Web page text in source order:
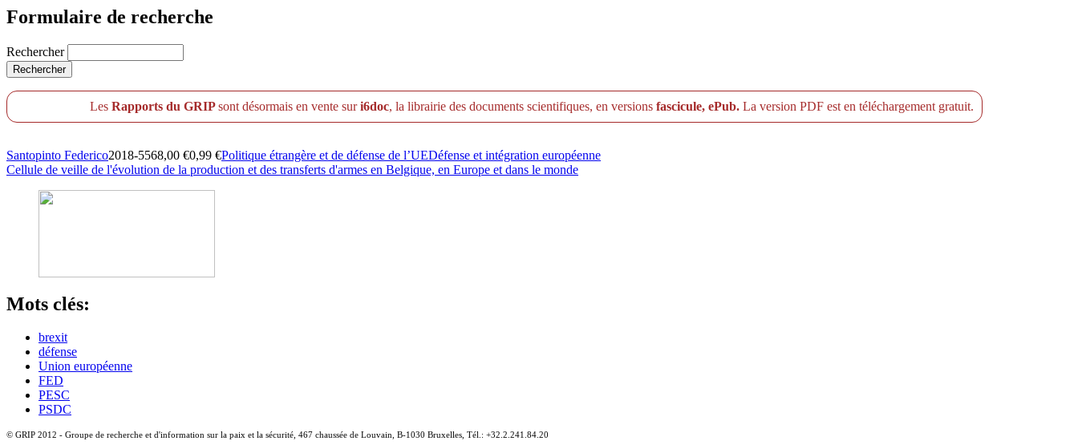
Formulaire de recherche
Rechercher
Les Rapports du GRIPsont désormais en vente suri6doc, la librairie des documents scientifiques, en versions fascicule, ePub. La version PDF est en téléchargement gratuit.
Santopinto Federico2018-5568,00 €0,99 €Politique étrangère et de défense de l’UEDéfense et intégration européenne
Cellule de veille de l'évolution de la production et des transferts d'armes en Belgique, en Europe et dans le monde
Mots clés:
brexit
défense
Union européenne
FED
PESC
PSDC
© GRIP 2012 - Groupe de recherche et d'information sur la paix et la sécurité, 467 chaussée de Louvain, B-1030 Bruxelles, Tél.: +32.2.241.84.20